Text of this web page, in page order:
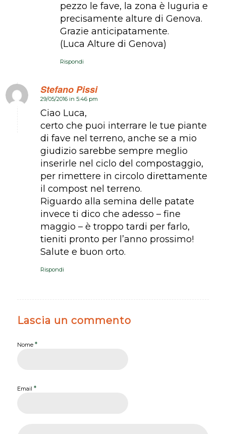
pezzo le fave, la zona è luguria e
precisamente alture di Genova.
Grazie anticipatamente.
(Luca Alture di Genova)
Rispondi
Stefano Pissi
dice:
29/05/2016 in 5:46 pm
Ciao Luca,
certo che puoi interrare le tue piante
di fave nel terreno, anche se a mio
giudizio sarebbe sempre meglio
inserirle nel ciclo del compostaggio,
per rimettere in circolo direttamente
il compost nel terreno.
Riguardo alla semina delle patate
invece ti dico che adesso – fine
maggio – è troppo tardi per farlo,
tieniti pronto per l’anno prossimo!
Salute e buon orto.
Rispondi
Lascia un commento
Nome *
Email *